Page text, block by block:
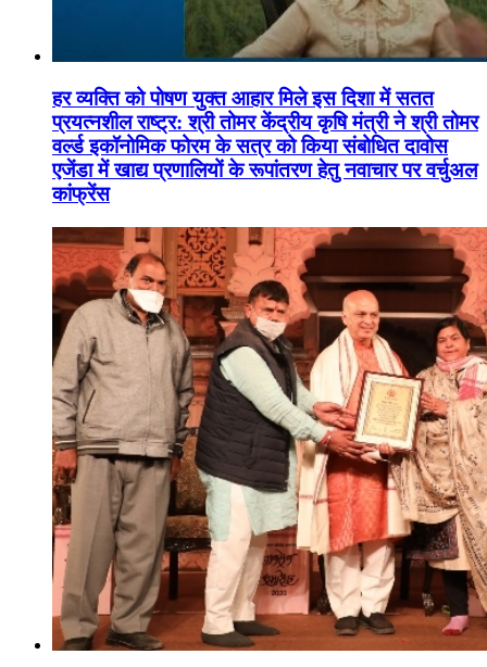
हर व्यक्ति को पोषण युक्त आहार मिले इस दिशा में सतत
प्रयत्नशील राष्ट्र: श्री तोमर केंद्रीय कृषि मंत्री ने श्री तोमर
वर्ल्ड इकॉनोमिक फोरम के सत्र को किया संबोधित दावोस
एजेंडा में खाद्य प्रणालियों के रूपांतरण हेतु नवाचार पर वर्चुअल
कांफ्रेंस